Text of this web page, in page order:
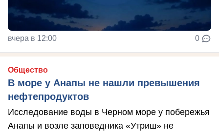
вчера в 12:00 0
Общество
В море у Анапы не нашли превышения
нефтепродуктов
Исследование воды в Черном море у побережья
Анапы и возле заповедника «Утриш» не